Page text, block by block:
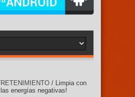
/ Limpia con
energías negativas!